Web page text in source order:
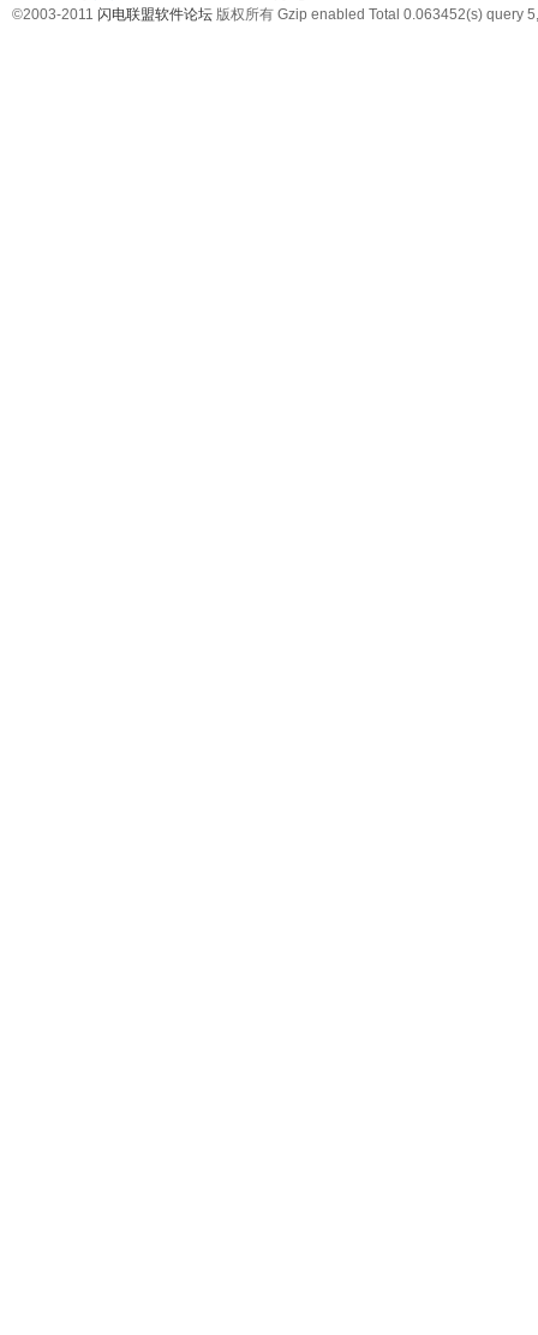
©2003-2011 闪电联盟软件论坛 版权所有 Gzip enabled Total 0.063452(s) query 5,